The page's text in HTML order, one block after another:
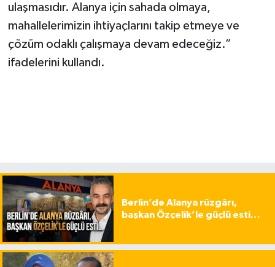
ulaşmasıdır. Alanya için sahada olmaya,
mahallelerimizin ihtiyaçlarını takip etmeye ve
çözüm odaklı çalışmaya devam edeceğiz.”
ifadelerini kullandı.
Berlin’de Alanya rüzgârı,
başkan Özçelik’le güçlü esti…